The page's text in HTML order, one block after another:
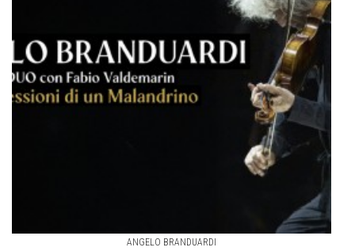
ANGELO BRANDUARDI